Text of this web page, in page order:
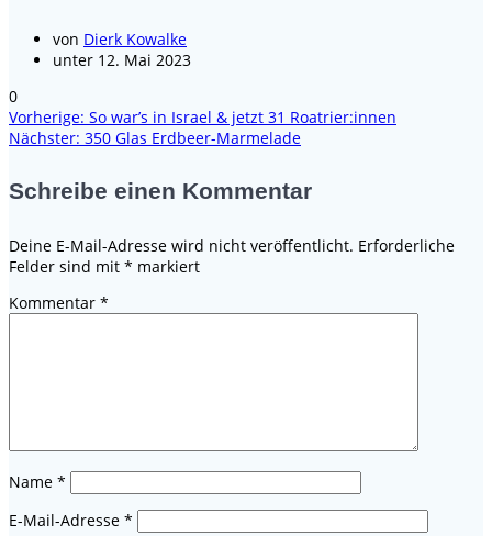
von Dierk Kowalke
unter 12. Mai 2023
0
Beitragsnavigation
Vorherige: Vorheriger
Beitrag:
So war’s in Israel & jetzt 31 Roatrier:innen
Nächster: Nächster
350 Glas Erdbeer-Marmelade
Schreibe einen Kommentar
Deine E-Mail-Adresse wird nicht veröffentlicht. Erforderliche
Felder sind mit * markiert
Kommentar *
Name *
E-Mail-Adresse *